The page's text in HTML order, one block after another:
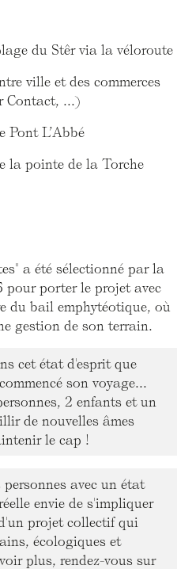
du Stêr via la véloroute
ville et des commerces
Contact, ...)
Pont L’Abbé
la pointe de la Torche
a été sélectionné par la
pour porter le projet avec
du bail emphytéotique, où
gestion de son terrain.
cet état d'esprit que
son voyage...
2 enfants et un
de nouvelles âmes
le cap !
avec un état
envie de s'impliquer
projet collectif qui
écologiques et
plus, rendez-vous sur